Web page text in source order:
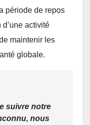
période de repos
d’une activité
maintenir les
globale.
suivre notre
nous